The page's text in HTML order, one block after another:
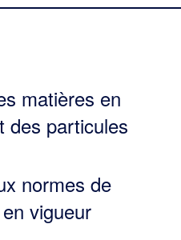
matières en
des particules
normes de
vigueur